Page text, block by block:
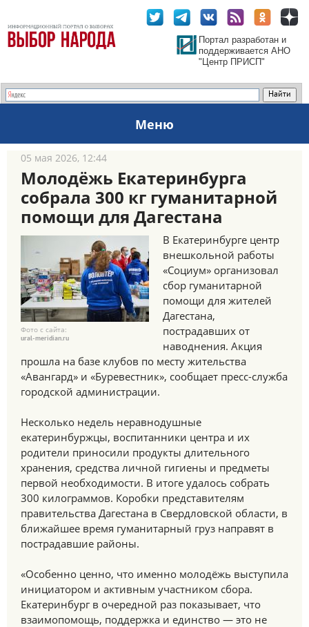
Портал разработан и
поддерживается АНО
"Центр ПРИСП"
Меню
05 мая 2026, 12:44
Молодёжь Екатеринбурга
собрала 300 кг гуманитарной
помощи для Дагестана
Фото с сайта:
ural-meridian.ru
В Екатеринбурге центр
внешкольной работы
«Социум» организовал
сбор гуманитарной
помощи для жителей
Дагестана,
пострадавших от
наводнения. Акция
прошла на базе клубов по месту жительства
«Авангард» и «Буревестник», сообщает пресс-служба
городской администрации.
Несколько недель неравнодушные
екатеринбуржцы, воспитанники центра и их
родители приносили продукты длительного
хранения, средства личной гигиены и предметы
первой необходимости. В итоге удалось собрать
300 килограммов. Коробки представителям
правительства Дагестана в Свердловской области, в
ближайшее время гуманитарный груз направят в
пострадавшие районы.
«Особенно ценно, что именно молодёжь выступила
инициатором и активным участником сбора.
Екатеринбург в очередной раз показывает, что
взаимопомощь, поддержка и единство — это не